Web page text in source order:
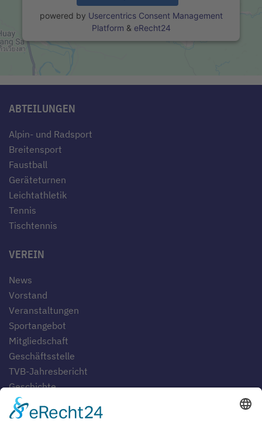
powered by Usercentrics Consent Management
Platform & eRecht24
ABTEILUNGEN
Alpin- und Radsport
Breitensport
Faustball
Geräteturnen
Leichtathletik
Tennis
Tischtennis
VEREIN
News
Vorstand
Veranstaltungen
Sportangebot
Mitgliedschaft
Geschäftsstelle
TVB-Jahresbericht
Geschichte
Gaststätten